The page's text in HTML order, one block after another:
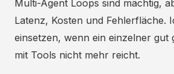
Multi-Agent Loops sind mächtig,
Latenz, Kosten und Fehlerfläche.
einsetzen, wenn ein einzelner gut
mit Tools nicht mehr reicht.